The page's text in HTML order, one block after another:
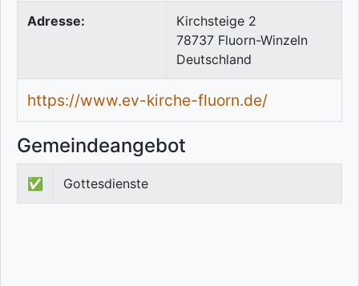
Adresse:
Kirchsteige 2
78737 Fluorn-Winzeln
Deutschland
https://www.ev-kirche-fluorn.de/
Gemeindeangebot
✅ Gottesdienste